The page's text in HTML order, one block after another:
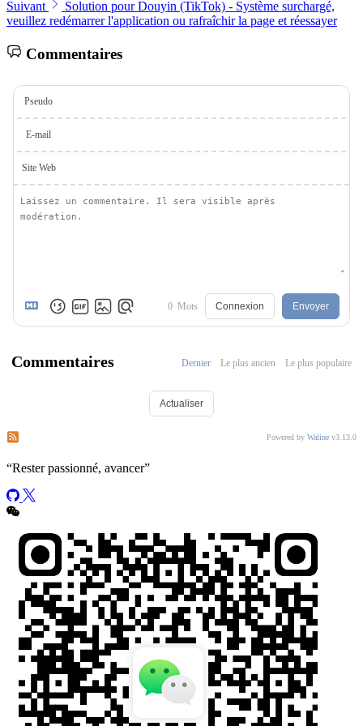
Suivant
Solution pour Douyin (TikTok) - Système surchargé,
veuillez redémarrer l'application ou rafraîchir la page et réessayer
Commentaires
Pseudo
E-mail
Site Web
0 Mots Connexion Envoyer
Commentaires Dernier Le plus ancien Le plus populaire
Actualiser
S’abonner aux commentaires de ce sitePowered by Waline v3.13.0
“Rester passionné, avancer”